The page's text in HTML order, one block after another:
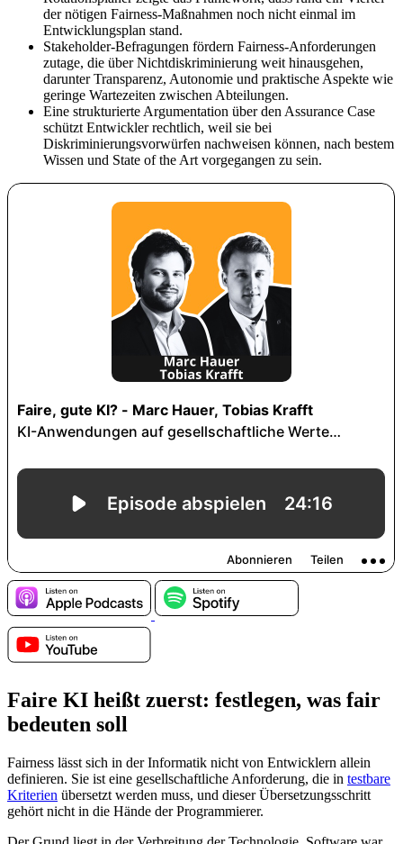
der nötigen Fairness-Maßnahmen noch nicht einmal im
Entwicklungsplan stand.
Stakeholder-Befragungen fördern Fairness-Anforderungen
zutage, die über Nichtdiskriminierung weit hinausgehen,
darunter Transparenz, Autonomie und praktische Aspekte wie
geringe Wartezeiten zwischen Abteilungen.
Eine strukturierte Argumentation über den Assurance Case
schützt Entwickler rechtlich, weil sie bei
Diskriminierungsvorwürfen nachweisen können, nach bestem
Wissen und State of the Art vorgegangen zu sein.
Faire KI heißt zuerst: festlegen, was fair
bedeuten soll
Fairness lässt sich in der Informatik nicht von Entwicklern allein
definieren. Sie ist eine gesellschaftliche Anforderung, die in testbare
Kriterien übersetzt werden muss, und dieser Übersetzungsschritt
gehört nicht in die Hände der Programmierer.